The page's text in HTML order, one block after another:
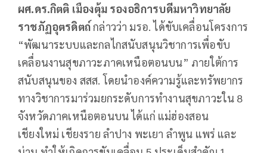
ผศ.ดร.กิตติ เมืองตุ้ม รองอธิการบดีมหาวิทยาลัย
ราชภัฏอุตรดิตถ์กล่าวว่า มรอ. ได้ขับเคลื่อนโครงการ
“พัฒนาระบบและกลไกสนับสนุนวิชาการเพื่อขับ
เคลื่อนงานสุขภาวะภาคเหนือตอนบน” ภายใต้การ
สนับสนุนของ สสส. โดยนำองค์ความรู้และทรัพยากร
ทางวิชาการมาร่วมยกระดับการทำงานสุขภาวะใน 8
จังหวัดภาคเหนือตอนบน ได้แก่ แม่ฮ่องสอน
เชียงใหม่ เชียงราย ลำปาง พะเยา ลำพูน แพร่ และ